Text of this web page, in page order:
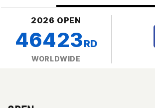
2026 OPEN
46423RD
WORLDWIDE